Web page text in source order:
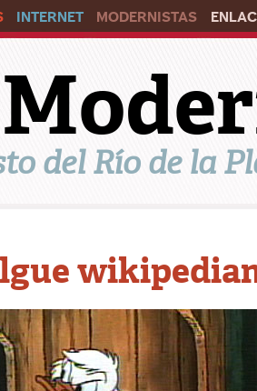
INTERNET MODERNISTAS
del Río de la